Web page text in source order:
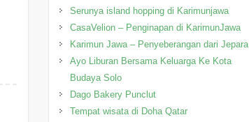
Serunya island hopping di Karimunjawa
CasaVelion – Penginapan di KarimunJawa
Karimun Jawa – Penyeberangan dari Jepara
Ayo Liburan Bersama Keluarga Ke Kota
Budaya Solo
Dago Bakery Punclut
Tempat wisata di Doha Qatar